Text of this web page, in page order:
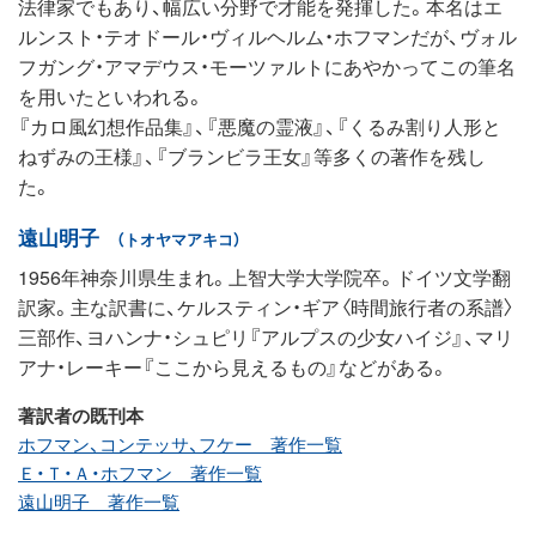
法律家でもあり、幅広い分野で才能を発揮した。本名はエ
ルンスト・テオドール・ヴィルヘルム・ホフマンだが、ヴォル
フガング・アマデウス・モーツァルトにあやかってこの筆名
を用いたといわれる。
『カロ風幻想作品集』、『悪魔の霊液』、『くるみ割り人形と
ねずみの王様』、『ブランビラ王女』等多くの著作を残し
た。
遠山明子 （トオヤマアキコ）
1956年神奈川県生まれ。上智大学大学院卒。ドイツ文学翻
訳家。主な訳書に、ケルスティン・ギア〈時間旅行者の系譜〉
三部作、ヨハンナ・シュピリ『アルプスの少女ハイジ』、マリ
アナ・レーキー『ここから見えるもの』などがある。
著訳者の既刊本
ホフマン、コンテッサ、フケー 著作一覧
Ｅ・Ｔ・Ａ・ホフマン 著作一覧
遠山明子 著作一覧